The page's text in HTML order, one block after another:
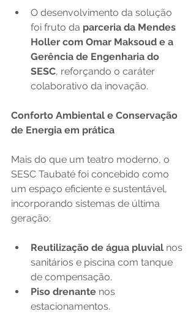
O desenvolvimento da solução
foi fruto da parceria da Mendes
Holler com Omar Maksoud e a
Gerência de Engenharia do
SESC, reforçando o caráter
colaborativo da inovação.
Conforto Ambiental e Conservação
de Energia em prática
Mais do que um teatro moderno, o
SESC Taubaté foi concebido como
um espaço eficiente e sustentável,
incorporando sistemas de última
geração:
Reutilização de água pluvial nos
sanitários e piscina com tanque
de compensação.
Piso drenante nos
estacionamentos.